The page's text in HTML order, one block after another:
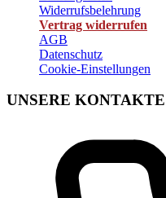
Widerrufsbelehrung
Vertrag widerrufen
AGB
Datenschutz
Cookie-Einstellungen
UNSERE KONTAKTE